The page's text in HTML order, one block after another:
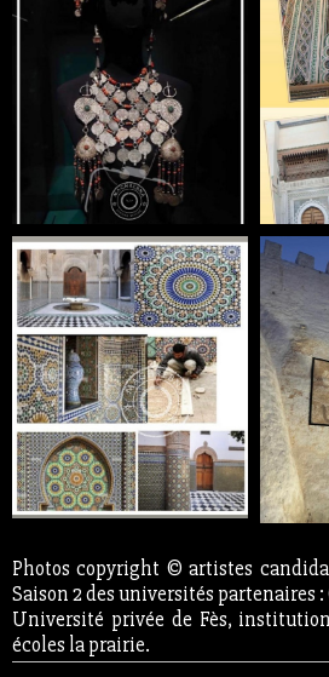
Photos copyright © artistes
Saison 2 des universités partenaires
Université privée de Fès,
écoles la prairie.